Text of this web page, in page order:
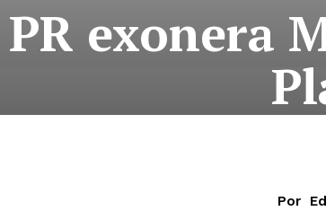
PR exonera
Por